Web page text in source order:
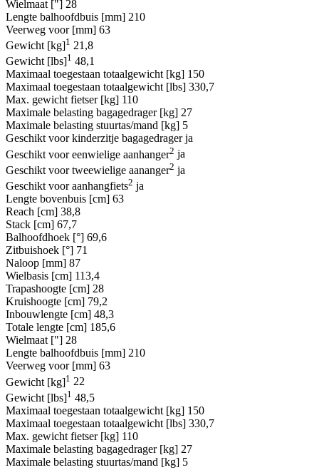
Wielmaat ["] 28
Lengte balhoofdbuis [mm] 210
Veerweg voor [mm] 63
Gewicht [kg]1 21,8
Gewicht [lbs]1 48,1
Maximaal toegestaan totaalgewicht [kg] 150
Maximaal toegestaan totaalgewicht [lbs] 330,7
Max. gewicht fietser [kg] 110
Maximale belasting bagagedrager [kg] 27
Maximale belasting stuurtas/mand [kg] 5
Geschikt voor kinderzitje bagagedrager ja
Geschikt voor eenwielige aanhanger2 ja
Geschikt voor tweewielige aananger2 ja
Geschikt voor aanhangfiets2 ja
Lengte bovenbuis [cm] 63
Reach [cm] 38,8
Stack [cm] 67,7
Balhoofdhoek [°] 69,6
Zitbuishoek [°] 71
Naloop [mm] 87
Wielbasis [cm] 113,4
Trapashoogte [cm] 28
Kruishoogte [cm] 79,2
Inbouwlengte [cm] 48,3
Totale lengte [cm] 185,6
Wielmaat ["] 28
Lengte balhoofdbuis [mm] 210
Veerweg voor [mm] 63
Gewicht [kg]1 22
Gewicht [lbs]1 48,5
Maximaal toegestaan totaalgewicht [kg] 150
Maximaal toegestaan totaalgewicht [lbs] 330,7
Max. gewicht fietser [kg] 110
Maximale belasting bagagedrager [kg] 27
Maximale belasting stuurtas/mand [kg] 5